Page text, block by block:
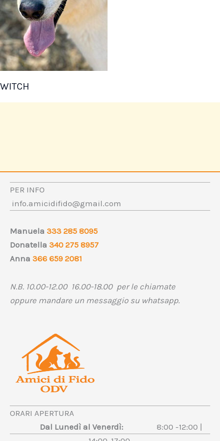
WITCH
PER INFO
info.amicidifido@gmail.com
Manuela 333 285 8095
Donatella 340 275 8957
Anna 366 659 2081
N.B. 10.00-12.00 16.00-18.00 per le chiamate
oppure mandare un messaggio su whatsapp.
ORARI APERTURA
Dal Lunedì al Venerdì:
8:00 -12:00 |